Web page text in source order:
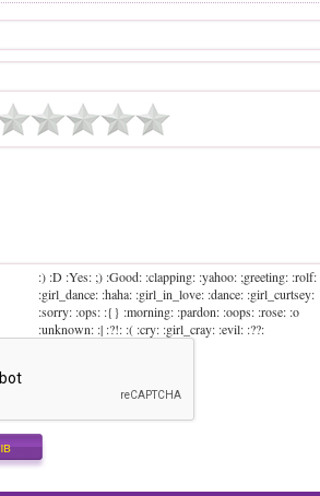
:) :D :Yes: ;) :Good: :clapping: :yahoo: ;greeting: :rolf:
:girl_dance: :haha: :girl_in_love: :dance: :girl_curtsey:
:sorry: :ops: :{} :morning: :pardon: :oops: :rose: :o
:unknown: :| :?!: :( :cry: :girl_cray: :evil: :??: